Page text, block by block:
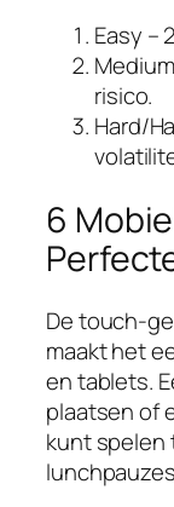
Easy –
risico.
Hard/
6
De
maakt het
en tablets.
plaatsen of
kunt spelen